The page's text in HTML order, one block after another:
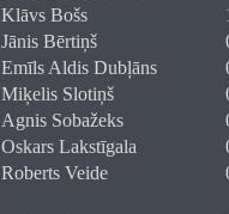
Klāvs Bošs
Jānis Bērtiņš
Emīls Aldis Dubļāns
Miķelis Slotiņš
Agnis Sobažeks
Oskars Lakstīgala
Roberts Veide